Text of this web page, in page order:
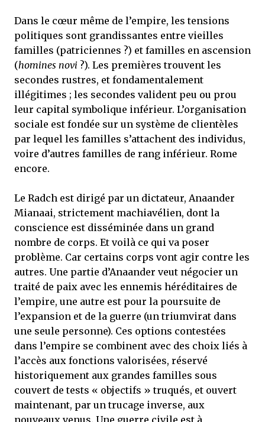
Dans le cœur même de l’empire, les tensions
politiques sont grandissantes entre vieilles
familles (patriciennes ?) et familles en ascension
(homines novi ?). Les premières trouvent les
secondes rustres, et fondamentalement
illégitimes ; les secondes valident peu ou prou
leur capital symbolique inférieur. L’organisation
sociale est fondée sur un système de clientèles
par lequel les familles s’attachent des individus,
voire d’autres familles de rang inférieur. Rome
encore.
Le Radch est dirigé par un dictateur, Anaander
Mianaai, strictement machiavélien, dont la
conscience est disséminée dans un grand
nombre de corps. Et voilà ce qui va poser
problème. Car certains corps vont agir contre les
autres. Une partie d’Anaander veut négocier un
traité de paix avec les ennemis héréditaires de
l’empire, une autre est pour la poursuite de
l’expansion et de la guerre (un triumvirat dans
une seule personne). Ces options contestées
dans l’empire se combinent avec des choix liés à
l’accès aux fonctions valorisées, réservé
historiquement aux grandes familles sous
couvert de tests « objectifs » truqués, et ouvert
maintenant, par un trucage inverse, aux
nouveaux venus. Une guerre civile est à